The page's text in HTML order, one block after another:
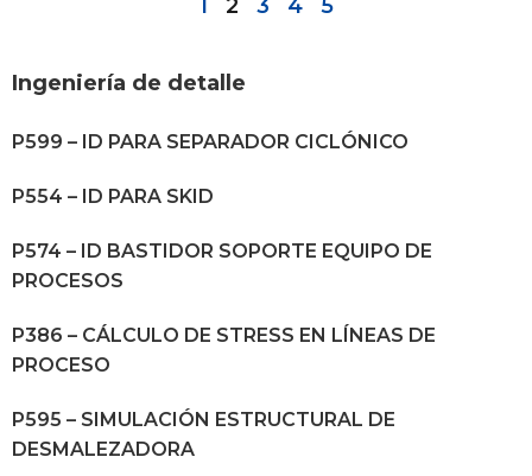
1 2 3 4 5
Ingeniería de detalle
P599 – ID PARA SEPARADOR CICLÓNICO
P554 – ID PARA SKID
P574 – ID BASTIDOR SOPORTE EQUIPO DE
PROCESOS
P386 – CÁLCULO DE STRESS EN LÍNEAS DE
PROCESO
P595 – SIMULACIÓN ESTRUCTURAL DE
DESMALEZADORA